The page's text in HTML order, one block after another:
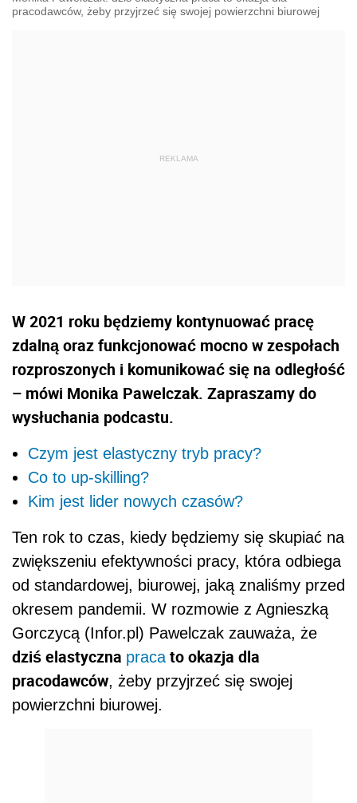
pracodawców, żeby przyjrzeć się swojej powierzchni biurowej
W 2021 roku będziemy kontynuować pracę
zdalną oraz funkcjonować mocno w zespołach
rozproszonych i komunikować się na odległość
– mówi Monika Pawelczak. Zapraszamy do
wysłuchania podcastu.
Czym jest elastyczny tryb pracy?
Co to up-skilling?
Kim jest lider nowych czasów?
Ten rok to czas, kiedy będziemy się skupiać na
zwiększeniu efektywności pracy, która odbiega
od standardowej, biurowej, jaką znaliśmy przed
okresem pandemii. W rozmowie z Agnieszką
Gorczycą (Infor.pl) Pawelczak zauważa, że
dziś elastyczna pracato okazja dla
pracodawców, żeby przyjrzeć się swojej
powierzchni biurowej.